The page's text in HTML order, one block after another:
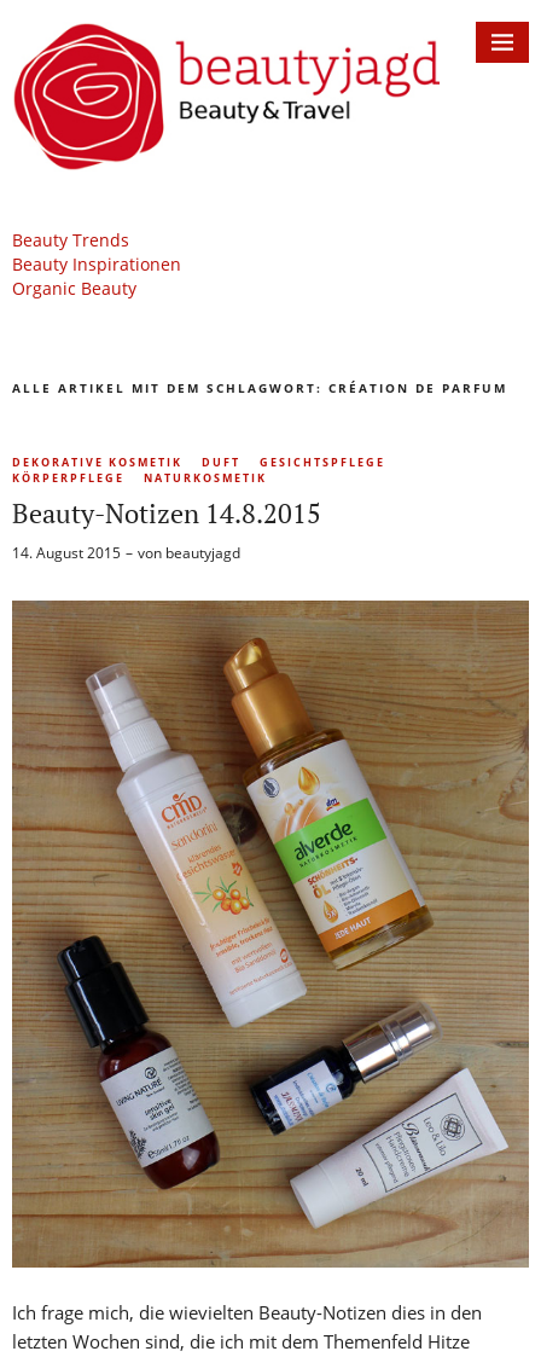
Beauty Trends
Beauty Inspirationen
Organic Beauty
ALLE ARTIKEL MIT DEM SCHLAGWORT: CRÉATION DE PARFUM
DEKORATIVE KOSMETIK DUFT
GESICHTSPFLEGE
KÖRPERPFLEGE
NATURKOSMETIK
Beauty-Notizen 14.8.2015
14. August 2015 von beautyjagd
Ich frage mich, die wievielten Beauty-Notizen dies in den
letzten Wochen sind, die ich mit dem Themenfeld Hitze